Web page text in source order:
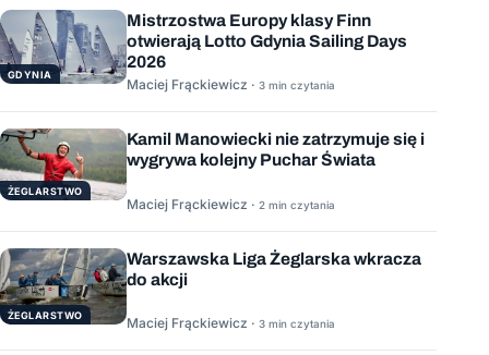
GDYNIA
Mistrzostwa Europy klasy Finn
otwierają Lotto Gdynia Sailing Days
2026
Maciej Frąckiewicz · 3 min czytania
ŻEGLARSTWO
Kamil Manowiecki nie zatrzymuje się i
wygrywa kolejny Puchar Świata
Maciej Frąckiewicz · 2 min czytania
ŻEGLARSTWO
Warszawska Liga Żeglarska wkracza
do akcji
Maciej Frąckiewicz · 3 min czytania